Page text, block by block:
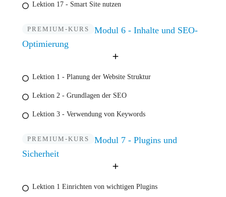
Lektion 17 - Smart Site nutzen
PREMIUM-KURS
Modul 6 - Inhalte und SEO-
Optimierung
Lektion 1 - Planung der Website Struktur
Lektion 2 - Grundlagen der SEO
Lektion 3 - Verwendung von Keywords
PREMIUM-KURS
Modul 7 - Plugins und
Sicherheit
Lektion 1 Einrichten von wichtigen Plugins